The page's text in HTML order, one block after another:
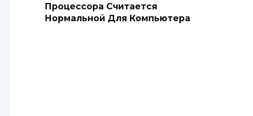
Процессора Считается
Нормальной Для Компьютера